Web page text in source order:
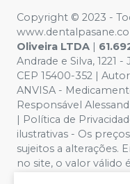
Copyright © 2023 -
Oliveira LTDA |
Andrade e Silva, 1221 -
CEP 15400-352 |
ANVISA -
Responsável
| Política de
ilustrativas - Os
sujeitos a alterações.
no site, o valor válido